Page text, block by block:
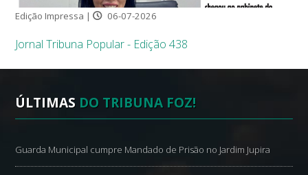
Edição Impressa | 06-07-2026
Jornal Tribuna Popular - Edição 438
ÚLTIMAS DO TRIBUNA FOZ!
Guarda Municipal cumpre Mandado de Prisão no Jardim Jupira